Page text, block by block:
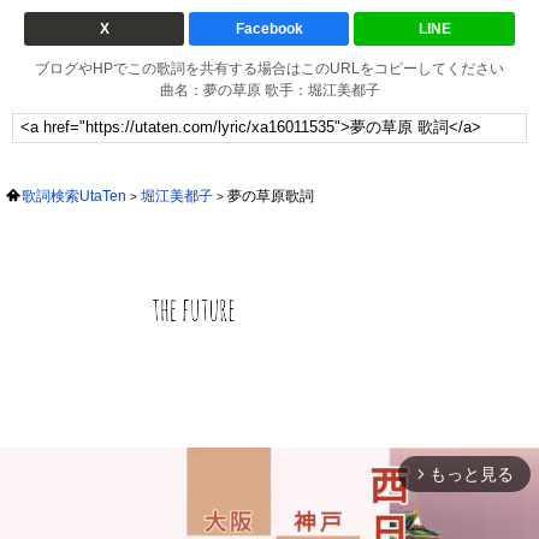
X Facebook LINE
ブログやHPでこの歌詞を共有する場合はこのURLをコピーしてください
曲名：夢の草原 歌手：堀江美都子
歌詞検索UtaTen 堀江美都子 夢の草原歌詞
arrow_forward_ios もっと見る